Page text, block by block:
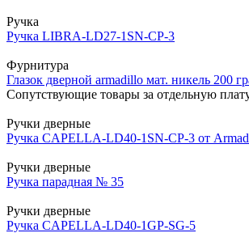
Ручка
Ручка LIBRA-LD27-1SN-CP-3
Фурнитура
Глазок дверной armadillo мат. никель 200
Сопутствующие товары за отдельную
Ручки дверные
Ручка CAPELLA-LD40-1SN-CP-3 от
Ручки дверные
Ручка парадная № 35
Ручки дверные
Ручка CAPELLA-LD40-1GP-SG-5